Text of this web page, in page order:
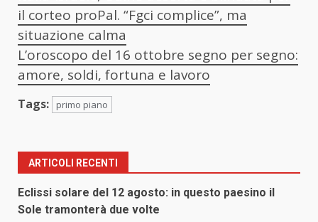
il corteo proPal. “Fgci complice”, ma
situazione calma
L’oroscopo del 16 ottobre segno per segno:
amore, soldi, fortuna e lavoro
Tags: primo piano
ARTICOLI RECENTI
Eclissi solare del 12 agosto: in questo paesino il
Sole tramonterà due volte